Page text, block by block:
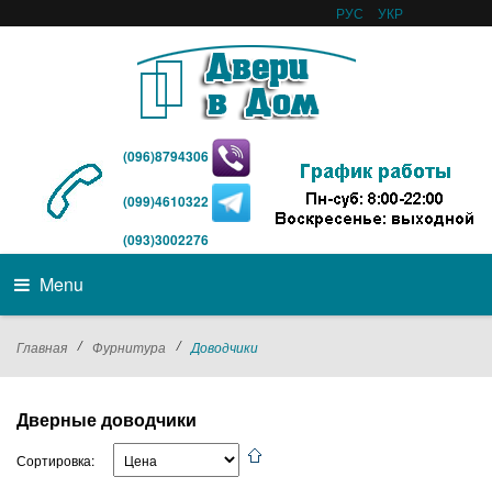
РУС УКР
(096)8794306
(099)4610322
(093)3002276
Menu
Главная / Фурнитура / Доводчики
Дверные доводчики
Сортировка: